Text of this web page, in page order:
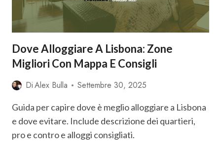
CONSIGLI
Dove Alloggiare A Lisbona: Zone
Migliori Con Mappa E Consigli
DiAlex Bulla Settembre 30, 2025
Guida per capire dove è meglio alloggiare a Lisbona
e dove evitare. Include descrizione dei quartieri,
pro e contro e alloggi consigliati.